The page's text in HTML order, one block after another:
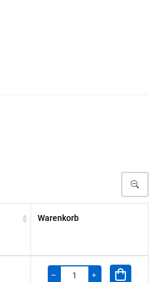
Warenkorb